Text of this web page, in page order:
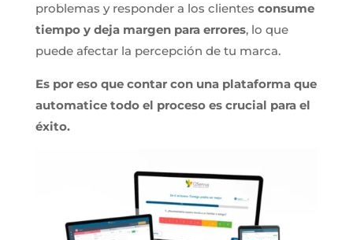
problemas y responder a los clientes consume
tiempo y deja margen para errores, lo que
puede afectar la percepción de tu marca.
Es por eso que contar con una plataforma que
automatice todo el proceso es crucial para el
éxito.